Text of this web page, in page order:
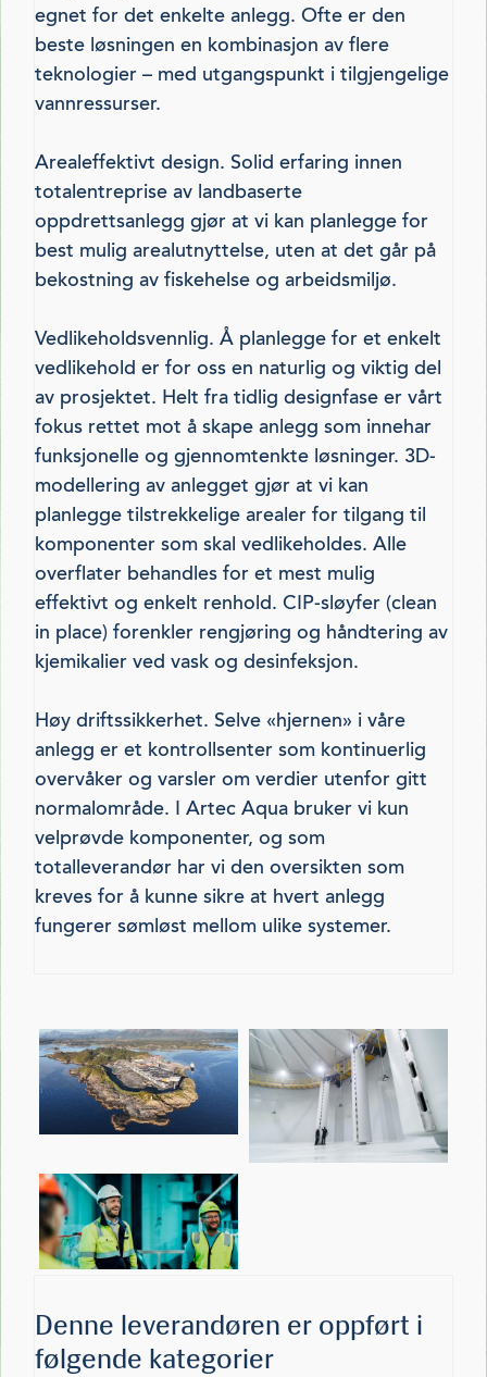
egnet for det enkelte anlegg. Ofte er den
beste løsningen en kombinasjon av flere
teknologier – med utgangspunkt i tilgjengelige
vannressurser.
Arealeffektivt design. Solid erfaring innen
totalentreprise av landbaserte
oppdrettsanlegg gjør at vi kan planlegge for
best mulig areal­utnyttelse, uten at det går på
bekostning av fiskehelse og arbeidsmiljø.
Vedlikeholdsvennlig. Å planlegge for et enkelt
vedlikehold er for oss en naturlig og viktig del
av prosjektet. Helt fra tidlig designfase er vårt
fokus rettet mot å skape anlegg som innehar
funksjonelle og gjennomtenkte løsninger. 3D-
modellering av anlegget gjør at vi kan
planlegge tilstrekkelige arealer for tilgang til
komponenter som skal vedlikeholdes. Alle
overflater behandles for et mest mulig
effektivt og enkelt renhold. CIP-sløyfer (clean
in place) forenkler rengjøring og håndtering av
kjemikalier ved vask og desinfeksjon.
Høy driftssikkerhet. Selve «hjernen» i våre
anlegg er et kontrollsenter som kontinuerlig
overvåker og varsler om verdier utenfor gitt
normalområde. I Artec Aqua bruker vi kun
velprøvde komponenter, og som
totalleverandør har vi den oversikten som
kreves for å kunne sikre at hvert anlegg
fungerer sømløst mellom ulike systemer.
Denne leverandøren er oppført i
følgende kategorier